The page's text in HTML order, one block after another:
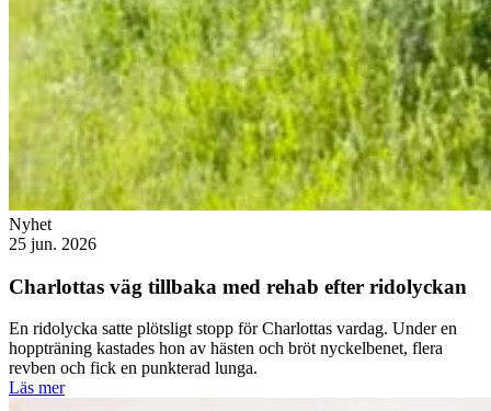
Nyhet
25 jun. 2026
Charlottas väg tillbaka med rehab efter ridolyckan
En ridolycka satte plötsligt stopp för Charlottas vardag. Under en
hoppträning kastades hon av hästen och bröt nyckelbenet, flera
revben och fick en punkterad lunga.
Läs mer